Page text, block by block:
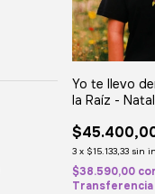
Yo te llevo
la Raíz -
3 x $15.133,33 sin
$38.590,00
Transferencia